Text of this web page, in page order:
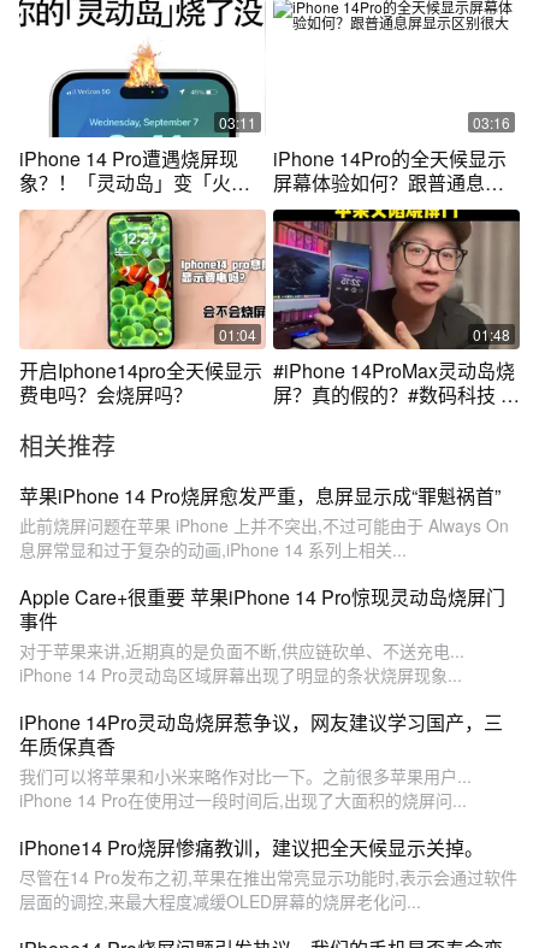
03:11
iPhone 14 Pro遭遇烧屏现
象？！「灵动岛」变「火烧
岛」了！
03:16
iPhone 14Pro的全天候显示
屏幕体验如何？跟普通息屏
显示区别很大
01:04
开启Iphone14pro全天候显示
费电吗？会烧屏吗？
01:48
#iPhone 14ProMax灵动岛烧
屏？真的假的？#数码科技 #
相关推荐
苹果iPhone 14 Pro烧屏愈发严重，息屏显示成“罪魁祸首”
此前烧屏问题在苹果 iPhone 上并不突出,不过可能由于 Always On
息屏常显和过于复杂的动画,iPhone 14 系列上相关...
Apple Care+很重要 苹果iPhone 14 Pro惊现灵动岛烧屏门
事件
对于苹果来讲,近期真的是负面不断,供应链砍单、不送充电...
iPhone 14 Pro灵动岛区域屏幕出现了明显的条状烧屏现象...
iPhone 14Pro灵动岛烧屏惹争议，网友建议学习国产，三
年质保真香
我们可以将苹果和小米来略作对比一下。之前很多苹果用户...
iPhone 14 Pro在使用过一段时间后,出现了大面积的烧屏问...
iPhone14 Pro烧屏惨痛教训，建议把全天候显示关掉。
尽管在14 Pro发布之初,苹果在推出常亮显示功能时,表示会通过软件
层面的调控,来最大程度减缓OLED屏幕的烧屏老化问...